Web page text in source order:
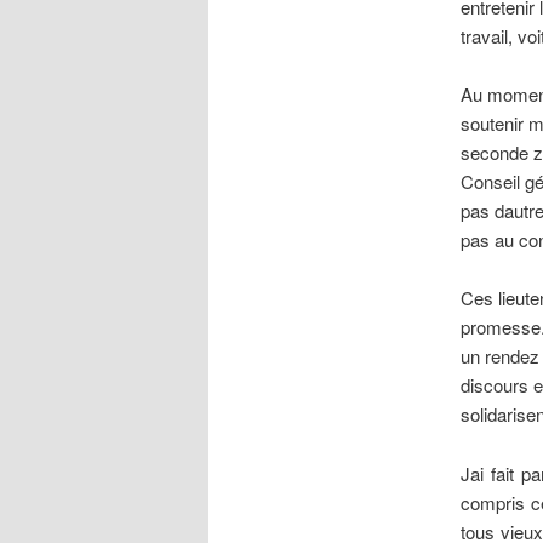
entretenir
travail,
Au
soutenir
seconde
Conseil
pas
pas au
Ces
un
discours
Jai fait
compris
tous